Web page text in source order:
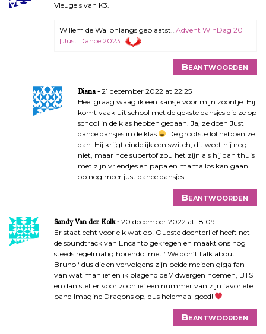
Vleugels van K3.
Willem de Wal onlangs geplaatst…Advent WinDag 20
| Just Dance 2023
Beantwoorden
Diana
21 december 2022 at 22:25
Heel graag waag ik een kansje voor mijn zoontje. Hij
komt vaak uit school met de gekste dansjes die ze op
school in de klas hebben gedaan. Ja, ze doen Just
dance dansjes in de klas.
De grootste lol hebben ze
dan. Hij krijgt eindelijk een switch, dit weet hij nog
niet, maar hoe supertof zou het zijn als hij dan thuis
met zijn vriendjes en papa en mama los kan gaan
op nog meer just dance dansjes.
Beantwoorden
Sandy Van der Kolk
20 december 2022 at 18:09
Er staat echt voor elk wat op! Oudste dochterlief heeft net
de soundtrack van Encanto gekregen en maakt ons nog
steeds regelmatig horendol met ‘ We don’t talk about
Bruno ‘ dus die en vervolgens zijn beide meiden giga fan
van wat manlief en ik plagend de 7 dwergen noemen, BTS
en dan stet er voor zoonlief een nummer van zijn favoriete
band Imagine Dragons op, dus helemaal goed!
Beantwoorden